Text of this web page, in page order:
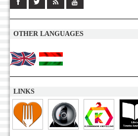
OTHER LANGUAGES
LINKS